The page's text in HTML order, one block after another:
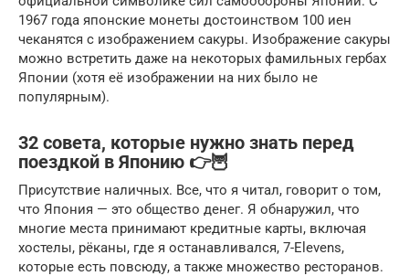
1967 года японские монеты достоинством 100 иен
чеканятся с изображением сакуры. Изображение сакуры
можно встретить даже на некоторых фамильных гербах
Японии (хотя её изображении на них было не
популярным).
32 совета, которые нужно знать перед
поездкой в Японию 👉🦉
Присутствие наличных. Все, что я читал, говорит о том,
что Япония — это общество денег. Я обнаружил, что
многие места принимают кредитные карты, включая
хостелы, рёканы, где я останавливался, 7-Elevens,
которые есть повсюду, а также множество ресторанов.